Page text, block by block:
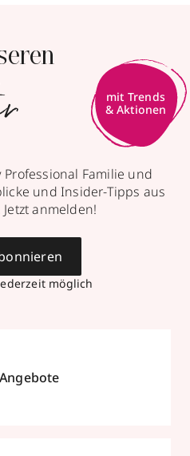
mit Trends
& Aktionen
Familie und
und Insider-Tipps aus
anmelden!
möglich